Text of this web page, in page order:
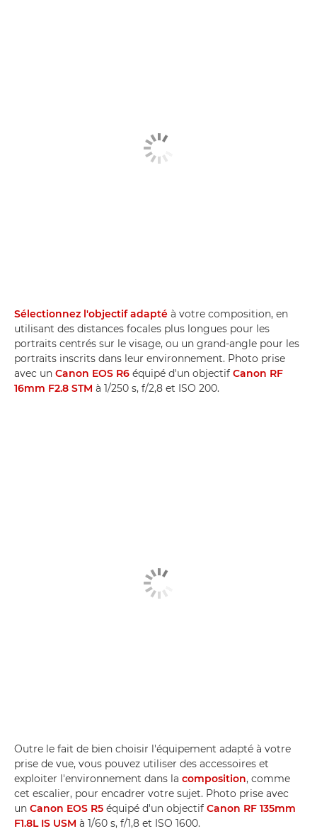
Sélectionnez l'objectif adapté à votre composition, en
utilisant des distances focales plus longues pour les
portraits centrés sur le visage, ou un grand-angle pour les
portraits inscrits dans leur environnement. Photo prise
avec un Canon EOS R6 équipé d'un objectif Canon RF
16mm F2.8 STM à 1/250 s, f/2,8 et ISO 200.
Outre le fait de bien choisir l'équipement adapté à votre
prise de vue, vous pouvez utiliser des accessoires et
exploiter l'environnement dans la composition, comme
cet escalier, pour encadrer votre sujet. Photo prise avec
un Canon EOS R5 équipé d'un objectif Canon RF 135mm
F1.8L IS USM à 1/60 s, f/1,8 et ISO 1600.